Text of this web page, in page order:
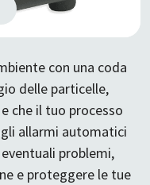
con una coda
delle particelle,
che il tuo processo
allarmi automatici
problemi,
e proteggere le tue